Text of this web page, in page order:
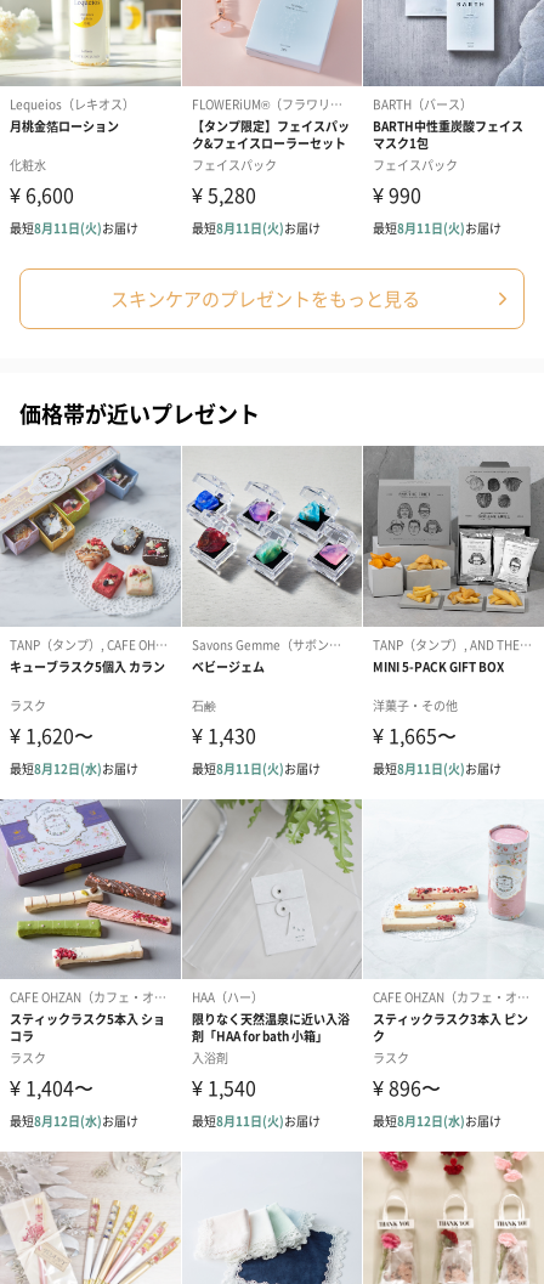
生花
生花のブーケを同梱します。
※9-15時にご注文いただく場合、最短のお届け可能日が通常より
も1日遅くなります。
シーズンブーケ（ひま
わり）（1,880円）
ブーケ（ホワイトグリ
ーン）（1,650円）
ドライフラワー・プリザーブドフラワー
自然のお花で作ったドライフラワー・プリザーブドフラワーを同
梱します。
一部花材が写真と異なる場合がございます。予めご了承くださ
い。パッケージに入れてお届けします。
プリザーブドフラワー
ブーケ（ピンク）
（2,580円）
プリザーブドフラワー
ブーケ（ブルー）
（2,580円）
アミュレット
ク）（1,500円
ぬいぐるみ
愛らしいぬいぐるみを同梱してお届けします。
誕生日・記念日・出産祝いなどのシーンにおすすめです。
スキンケアのプレゼントをもっと見る
価格帯が近いプレゼント